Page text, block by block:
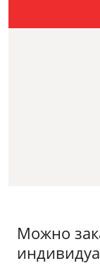
Можно